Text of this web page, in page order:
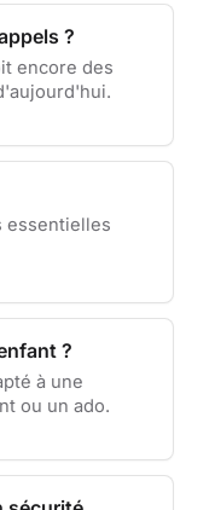
?
encore des
essentielles
?
à une
ou un ado.